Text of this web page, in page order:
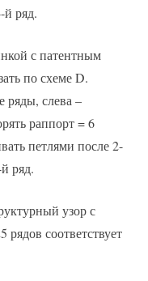
й ряд.
с патентным
по схеме D.
ряды, слева –
раппорт = 6
петлями после 2-
ряд.
узор с
соответствует